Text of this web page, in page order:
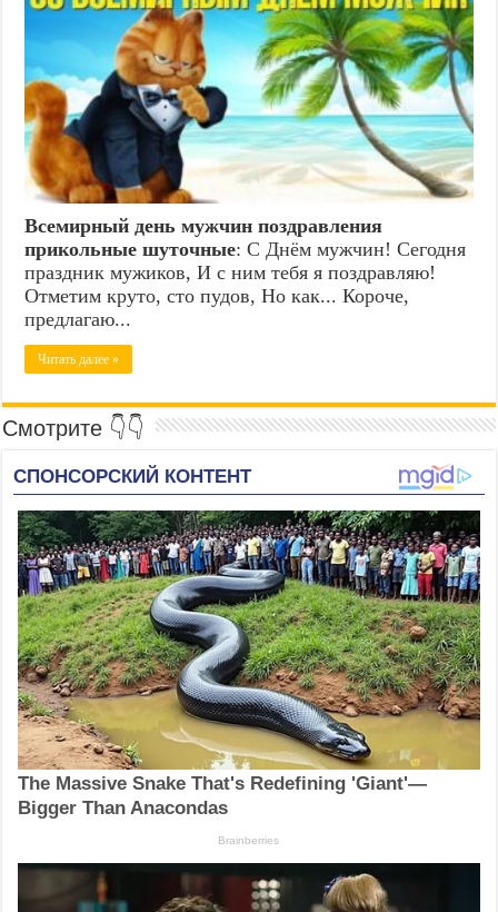
Всемирный день мужчин поздравления
прикольные шуточные: С Днём мужчин! Сегодня
праздник мужиков, И с ним тебя я поздравляю!
Отметим круто, сто пудов, Но как... Короче,
предлагаю...
Читать далее »
Смотрите 👇👇